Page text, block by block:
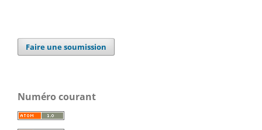
Faire une soumission
Numéro courant